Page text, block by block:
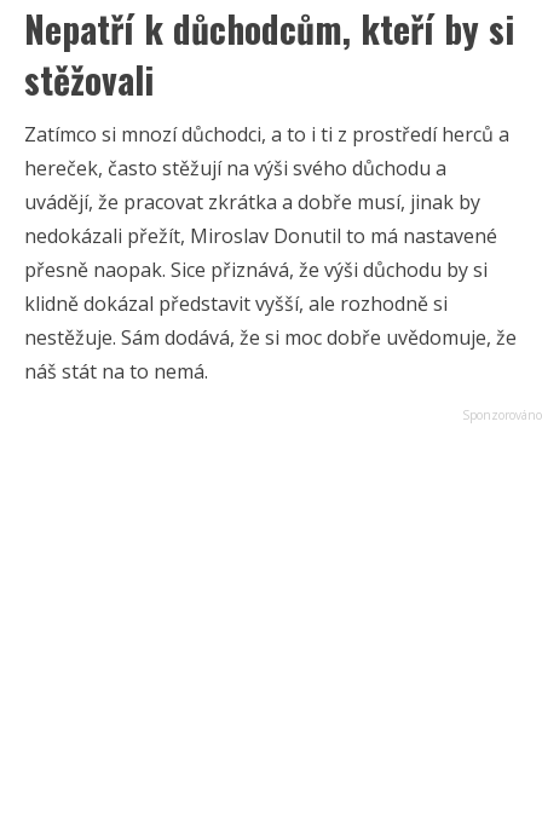
Nepatří k důchodcům, kteří by si
stěžovali
Zatímco si mnozí důchodci, a to i ti z prostředí herců a
hereček, často stěžují na výši svého důchodu a
uvádějí, že pracovat zkrátka a dobře musí, jinak by
nedokázali přežít, Miroslav Donutil to má nastavené
přesně naopak. Sice přiznává, že výši důchodu by si
klidně dokázal představit vyšší, ale rozhodně si
nestěžuje. Sám dodává, že si moc dobře uvědomuje, že
náš stát na to nemá.